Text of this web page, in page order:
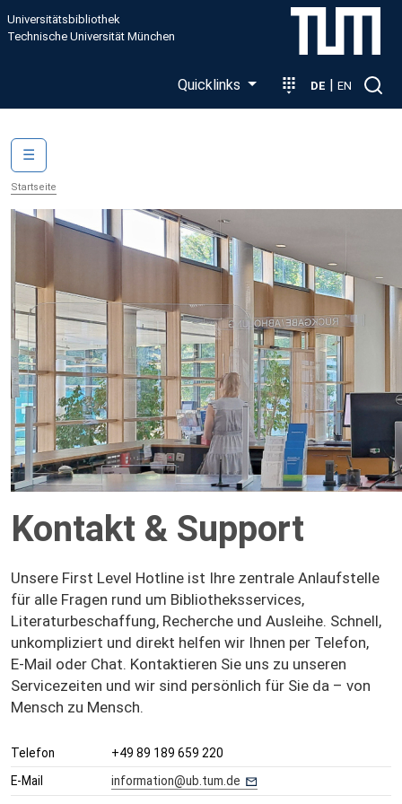
Direkt zum Inhalt
Universitätsbibliothek
Technische Universität München
Quicklinks DE | EN
Startseite
Kontakt & Support
Unsere First Level Hotline ist Ihre zentrale Anlaufstelle
für alle Fragen rund um Bibliotheksservices,
Literaturbeschaffung, Recherche und Ausleihe. Schnell,
unkompliziert und direkt helfen wir Ihnen per Telefon,
E‑Mail oder Chat. Kontaktieren Sie uns zu unseren
Servicezeiten und wir sind persönlich für Sie da – von
Mensch zu Mensch.
Telefon
+49 89 189 659 220
E-Mail
information@ub.tum.de
☰